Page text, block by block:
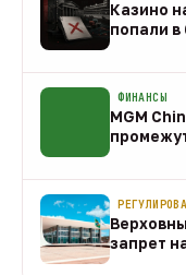
Казино
попали в
ФИНАНСЫ
MGM
запрет